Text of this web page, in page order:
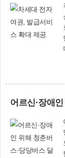
어르신·장애